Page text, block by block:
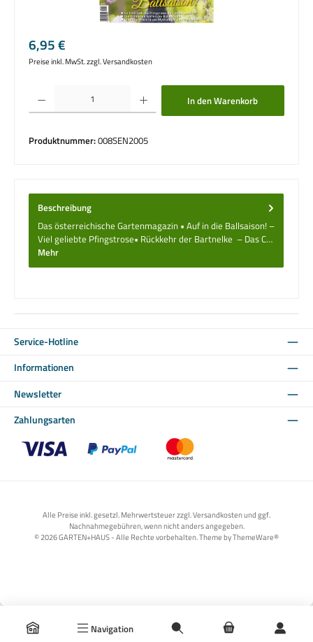
Navigation
Regulärer Preis:
6,95 €
Preise inkl. MwSt. zzgl. Versandkosten
Produkt Anzahl: Gib den gewünschten Wert ein oder benutze die Schaltflächen um
In den Warenkorb
Produktnummer:008SEN2005
Beschreibung
Das österreichische Gartenmagazin • Auf in die Ballsaison! –
Viel geliebte Pfingstrose• Rückkehr der Bartnelke – Das C…
Mehr
Service-Hotline
Informationen
Newsletter
Zahlungsarten
Alle Preise inkl. gesetzl. Mehrwertsteuer zzgl. Versandkosten und ggf.
Nachnahmegebühren, wenn nicht anders angegeben.
© 2026 GARTEN+HAUS - Alle Rechte vorbehalten. Theme byThemeWare®